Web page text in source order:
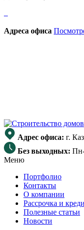
Адреса офиса
Адрес офиса: г.
Без выходных:
Меню
Портфолио
Контакты
О компании
Рассрочка и
Полезные статьи
Новости